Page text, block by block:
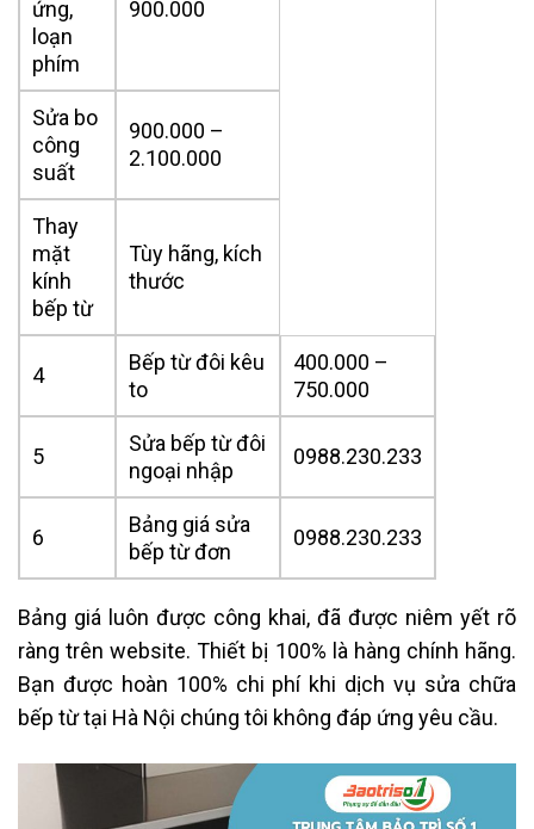
ứng,
loạn
phím
900.000
Sửa bo
công
suất
900.000 –
2.100.000
Thay
mặt
kính
bếp từ
Tùy hãng, kích
thước
4
Bếp từ đôi kêu
to
400.000 –
750.000
5
Sửa bếp từ đôi
ngoại nhập
0988.230.233
6
Bảng giá sửa
bếp từ đơn
0988.230.233
Bảng giá luôn được công khai, đã được niêm yết rõ
ràng trên website. Thiết bị 100% là hàng chính hãng.
Bạn được hoàn 100% chi phí khi dịch vụ sửa chữa
bếp từ tại Hà Nội chúng tôi không đáp ứng yêu cầu.